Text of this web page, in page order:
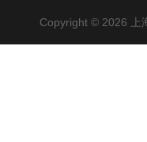
Copyright © 2026 上